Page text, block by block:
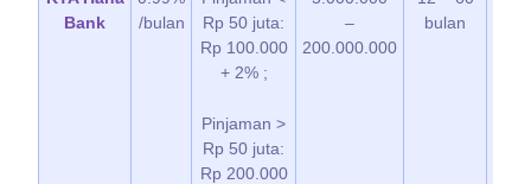
Bank
/bulan
Rp 50 juta:
Rp 100.000
+ 2% ;
Pinjaman >
Rp 50 juta:
Rp 200.000
–
200.000.000
bulan